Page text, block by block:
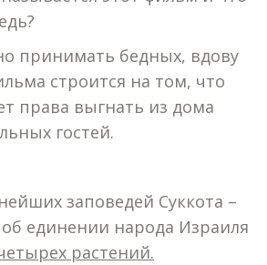
принимать бедных, вдову
строится на том, что
права выгнать из дома
гостей.
заповедей Суккота –
единении народа Израиля
растений.